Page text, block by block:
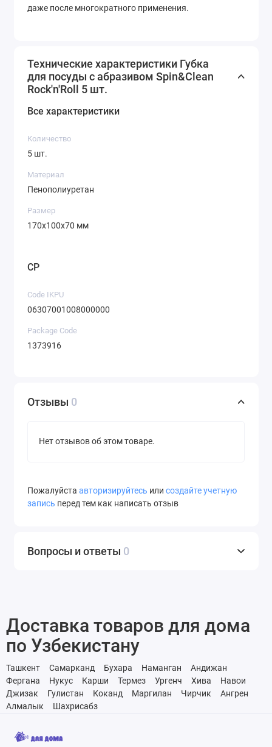
даже после многократного применения.
Технические характеристики Губка
для посуды с абразивом Spin&Clean
Rock'n'Roll 5 шт.
Все характеристики
Количество
5 шт.
Материал
Пенополиуретан
Размер
170х100х70 мм
CP
Code IKPU
06307001008000000
Package Code
1373916
Отзывы 0
Нет отзывов об этом товаре.
Пожалуйста авторизируйтесь или создайте учетную
запись перед тем как написать отзыв
Вопросы и ответы 0
Доставка товаров для дома
по Узбекистану
Ташкент Самарканд Бухара Наманган
Андижан
Фергана
Нукус Карши Термез Ургенч Хива
Навои
Джизак
Гулистан Коканд Маргилан Чирчик
Ангрен
Алмалык
Шахрисабз